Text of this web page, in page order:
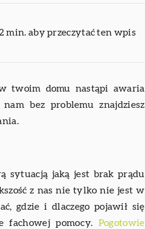
min. aby przeczytać ten wpis
twoim domu nastąpi awaria
bez problemu znajdziesz
sytuacją jaką jest brak prądu
z nas nie tylko nie jest w
gdzie i dlaczego pojawił się
fachowej pomocy. Pogotowie